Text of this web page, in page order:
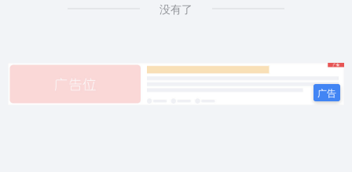
没有了